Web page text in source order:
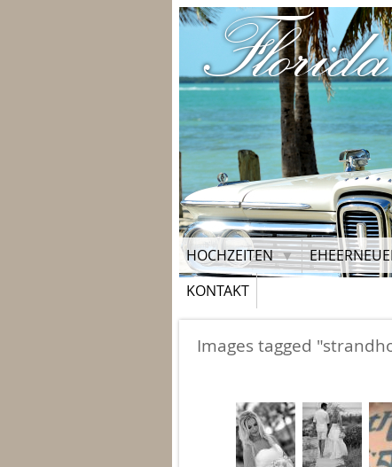
HOCHZEITEN
KONTAKT
Images tagged